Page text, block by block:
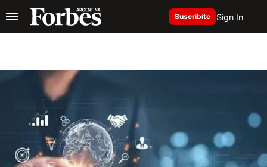
Suscribite Sign In